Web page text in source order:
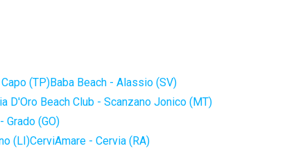
(TP)Baba Beach - Alassio (SV)
D'Oro Beach Club - Scanzano Jonico (MT)
Grado (GO)
(LI)CerviAmare - Cervia (RA)